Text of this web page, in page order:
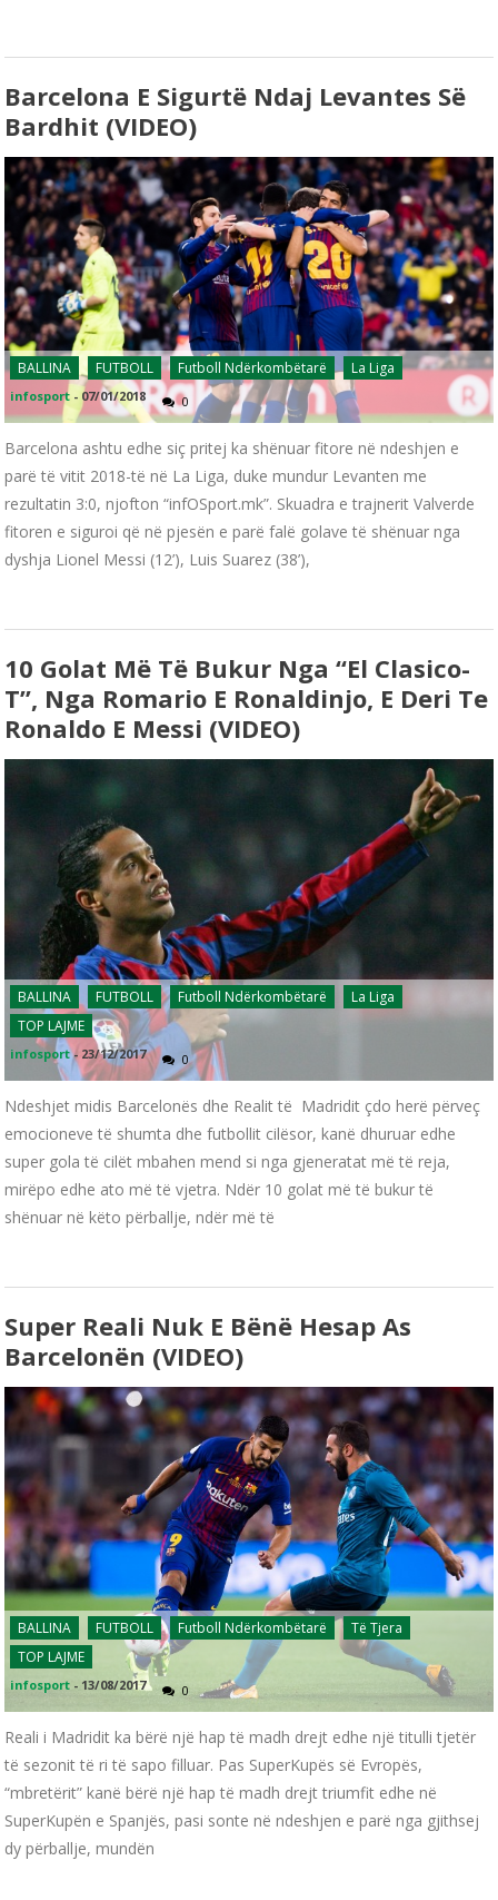
Barcelona E Sigurtë Ndaj Levantes Së
Bardhit (VIDEO)
BALLINA FUTBOLL Futboll Ndërkombëtarë La Liga
infosport - 07/01/2018 0
Barcelona ashtu edhe siç pritej ka shënuar fitore në ndeshjen e
parë të vitit 2018-të në La Liga, duke mundur Levanten me
rezultatin 3:0, njofton “infOSport.mk”. Skuadra e trajnerit Valverde
fitoren e siguroi që në pjesën e parë falë golave të shënuar nga
dyshja Lionel Messi (12’), Luis Suarez (38’),
10 Golat Më Të Bukur Nga “El Clasico-
T”, Nga Romario E Ronaldinjo, E Deri Te
Ronaldo E Messi (VIDEO)
BALLINA FUTBOLL Futboll Ndërkombëtarë
La Liga
TOP LAJME
infosport - 23/12/2017 0
Ndeshjet midis Barcelonës dhe Realit të Madridit çdo herë përveç
emocioneve të shumta dhe futbollit cilësor, kanë dhuruar edhe
super gola të cilët mbahen mend si nga gjeneratat më të reja,
mirëpo edhe ato më të vjetra. Ndër 10 golat më të bukur të
shënuar në këto përballje, ndër më të
Super Reali Nuk E Bënë Hesap As
Barcelonën (VIDEO)
BALLINA FUTBOLL Futboll Ndërkombëtarë
Të Tjera
TOP LAJME
infosport - 13/08/2017 0
Reali i Madridit ka bërë një hap të madh drejt edhe një titulli tjetër
të sezonit të ri të sapo filluar. Pas SuperKupës së Evropës,
“mbretërit” kanë bërë një hap të madh drejt triumfit edhe në
SuperKupën e Spanjës, pasi sonte në ndeshjen e parë nga gjithsej
dy përballje, mundën